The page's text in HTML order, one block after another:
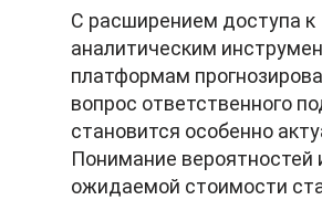
С расширением доступа к
аналитическим
платформам
вопрос ответственного
становится особенно
Понимание вероятностей
ожидаемой стоимости